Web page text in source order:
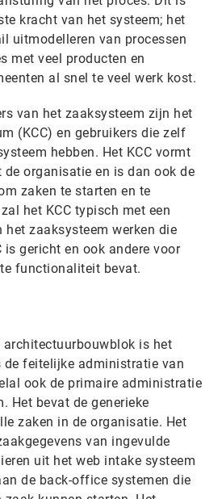
kracht van het systeem; het
uitmodelleren van processen
met veel producten en
al snel te veel werk kost.
van het zaaksysteem zijn het
(KCC) en gebruikers die zelf
hebben. Het KCC vormt
organisatie en is dan ook de
zaken te starten en te
het KCC typisch met een
het zaaksysteem werken die
is gericht en ook andere voor
functionaliteit bevat.
architectuurbouwblok is het
feitelijke administratie van
ook de primaire administratie
Het bevat de generieke
zaken in de organisatie. Het
van ingevulde
uit het web intake systeem
de back-office systemen die